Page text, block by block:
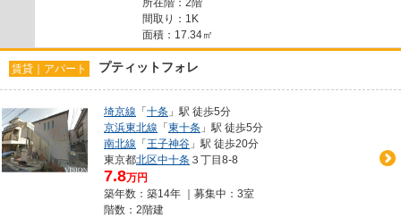
所在階：2階
間取り：1K
面積：17.34㎡
賃貸｜アパート プティットフォレ
埼京線 「十条 」駅 徒歩5分
京浜東北線 「東十条 」駅 徒歩5分
南北線 「王子神谷 」駅 徒歩20分
東京都北区中十条 ３丁目8-8
7.8万円
築年数：築14年 ｜募集中： 3室
階数：2階建